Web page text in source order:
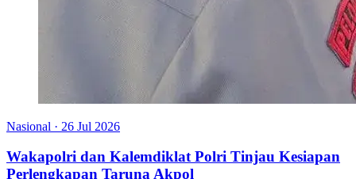
Nasional · 26 Jul 2026
Wakapolri dan Kalemdiklat Polri Tinjau Kesiapan
Perlengkapan Taruna Akpol